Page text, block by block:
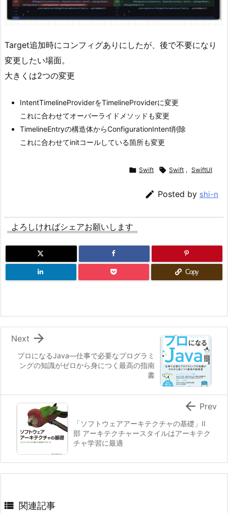
Target追加時にコンフィグありにしたが、後で不要になり
変更したい場面。
大きくは2つの変更
IntentTimelineProviderをTimelineProviderに変更
これに合わせてオーバーライドメソッドも変更
TimelineEntryの構造体からConfigurationIntent削除
これに合わせてinitコールしている箇所も変更
 Swift  Swift , SwiftUI
 Posted by shi-n
よろしければシェアお願いします
Copy
プロになるJava―仕事で必要なプログラミ
ングの知識がゼロから身につく最高の指南
書

Next
「ソフトウェアアーキテクチャの基礎」II
部 アーキテクチャースタイルはアーキテク
チャ学習に最適
 Prev
 関連記事